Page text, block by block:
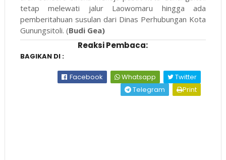
tetap melewati jalur Laowomaru hingga ada
pemberitahuan susulan dari Dinas Perhubungan Kota
Gunungsitoli. (Budi Gea)
Reaksi Pembaca:
BAGIKAN DI :
Facebook Whatsapp
Twitter
Telegram
Print